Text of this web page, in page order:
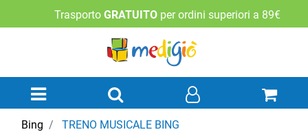
Trasporto GRATUITO per ordini superiori a 89€
Open menu
Bing TRENO MUSICALE BING